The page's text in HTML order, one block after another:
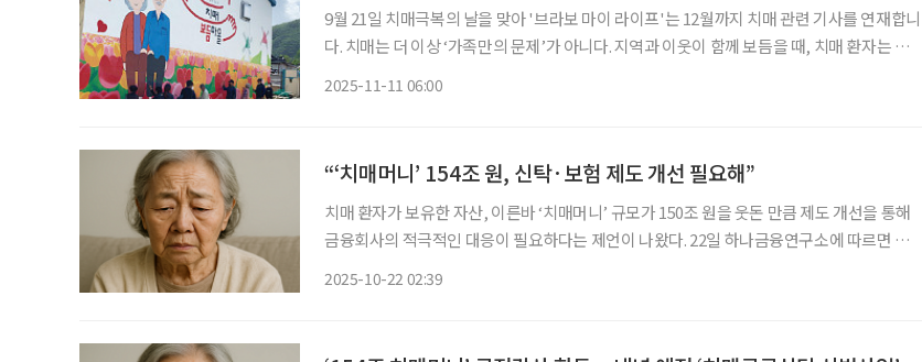
9월 21일 치매극복의 날을 맞아 '브라보 마이 라이프'는 12월까지 치매 관련 기사를 연재합니
다. 치매는 더 이상 ‘가족만의 문제’가 아니다. 지역과 이웃이 함께 보듬을 때, 치매 환자는 일
2025-11-11 06:00
“‘치매머니’ 154조 원, 신탁·보험 제도 개선 필요해”
치매 환자가 보유한 자산, 이른바 ‘치매머니’ 규모가 150조 원을 웃돈 만큼 제도 개선을 통해
금융회사의 적극적인 대응이 필요하다는 제언이 나왔다. 22일 하나금융연구소에 따르면 정
2025-10-22 02:39